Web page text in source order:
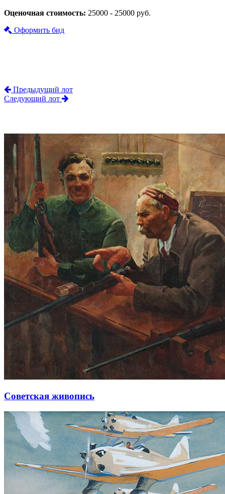
Оценочная стоимость: 25000 - 25000 руб.
Оформить бид
Предыдущий лот
Следующий лот
Советская живопись